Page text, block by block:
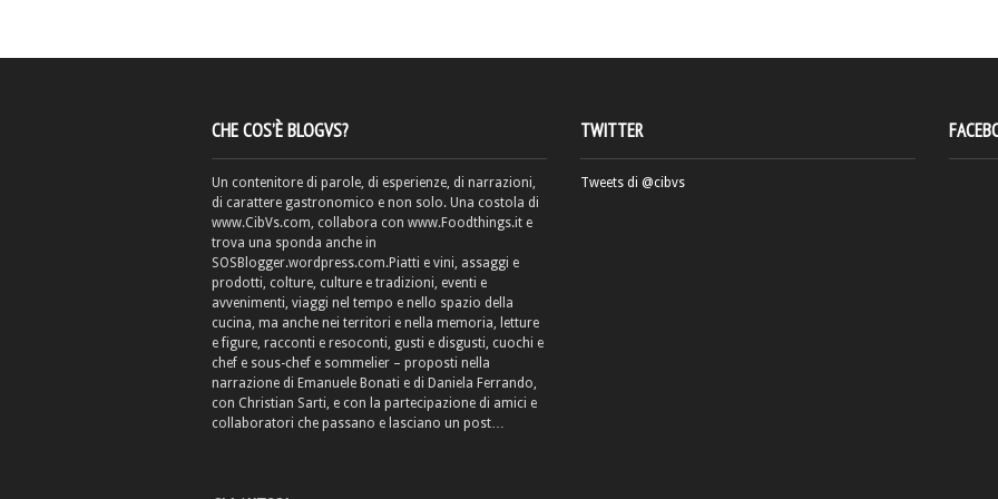
CHE COS’È BLOGVS?
Un contenitore di parole, di esperienze, di narrazioni,
di carattere gastronomico e non solo. Una costola di
www.CibVs.com, collabora con www.Foodthings.it e
trova una sponda anche in
SOSBlogger.wordpress.com.Piatti e vini, assaggi e
prodotti, colture, culture e tradizioni, eventi e
avvenimenti, viaggi nel tempo e nello spazio della
cucina, ma anche nei territori e nella memoria, letture
e figure, racconti e resoconti, gusti e disgusti, cuochi e
chef e sous-chef e sommelier – proposti nella
narrazione di Emanuele Bonati e di Daniela Ferrando,
con Christian Sarti, e con la partecipazione di amici e
collaboratori che passano e lasciano un post…
TWITTER
Tweets di @cibvs